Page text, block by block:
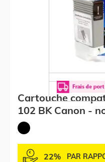
Cartouche
102 BK Canon -
22% PAR